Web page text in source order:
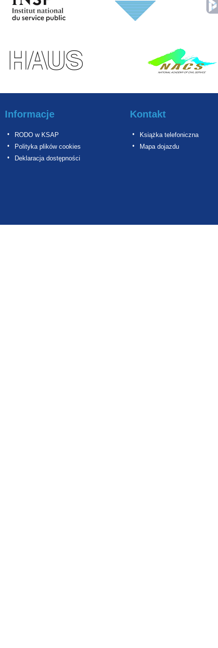
Informacje
RODO w KSAP
Polityka plików cookies
Deklaracja dostępności
Kontakt
Książka telefoniczna
Mapa dojazdu